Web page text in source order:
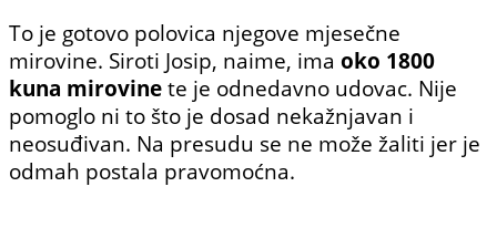
To je gotovo polovica njegove mjesečne
mirovine. Siroti Josip, naime, ima oko 1800
kuna mirovine te je odnedavno udovac. Nije
pomoglo ni to što je dosad nekažnjavan i
neosuđivan. Na presudu se ne može žaliti jer je
odmah postala pravomoćna.